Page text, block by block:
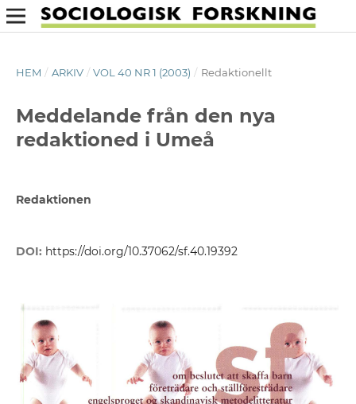
HEM / ARKIV / VOL 40 NR 1 (2003) / Redaktionellt
Meddelande från den nya
redaktioned i Umeå
Redaktionen
DOI: https://doi.org/10.37062/sf.40.19392